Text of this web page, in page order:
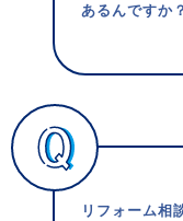
あるんですか？
リフォーム相